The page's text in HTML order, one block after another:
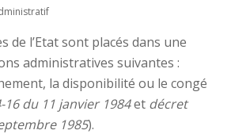
de l’Etat sont placés dans une
administratives suivantes :
la disponibilité ou le congé
16 du 11 janvier 1984et décret
1985).